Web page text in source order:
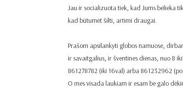
Jau ir socializuota tiek, kad Jums belieka
kad būtumėt šilti, artimi draugai.
Prašom apsilankyti globos namuose,
ir savaitgalius, ir šventines dienas, nuo 8
861278782 (iki 16val) arba 861232962 (po
O mes visada laukiam ir esam be galo